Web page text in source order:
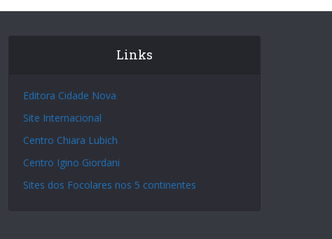
Links
Editora Cidade Nova
Site Internacional
Centro Chiara Lubich
Centro Igino Giordani
Sites dos Focolares nos 5 continentes